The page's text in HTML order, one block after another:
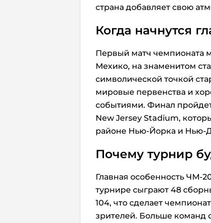
страна добавляет свою
Когда начнутся
Первый матч чемпионата
Мехико, на знаменитом
символической точкой
мировые первенства и
событиями. Финал
New Jersey Stadium,
районе Нью-Йорка и Нью-
Почему турнир
Главная особенность ЧМ-
турнире сыграют 48
104, что сделает
зрителей. Больше команд